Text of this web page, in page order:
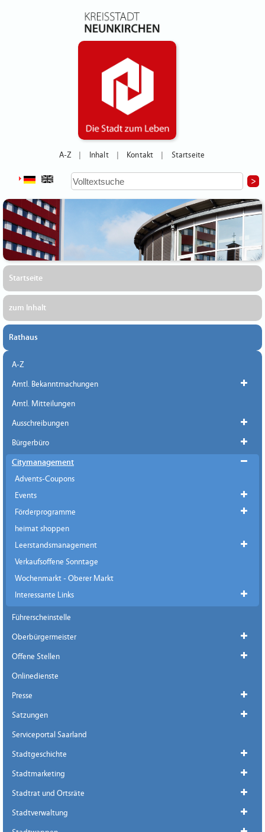
A-Z Inhalt Kontakt Startseite
Startseite
zum Inhalt
Rathaus
A-Z
Amtl. Bekanntmachungen
Amtl. Mitteilungen
Ausschreibungen
Bürgerbüro
Citymanagement
Advents-Coupons
Events
Förderprogramme
heimat shoppen
Leerstandsmanagement
Verkaufsoffene Sonntage
Wochenmarkt - Oberer Markt
Interessante Links
Führerscheinstelle
Oberbürgermeister
Offene Stellen
Onlinedienste
Presse
Satzungen
Serviceportal Saarland
Stadtgeschichte
Stadtmarketing
Stadtrat und Ortsräte
Stadtverwaltung